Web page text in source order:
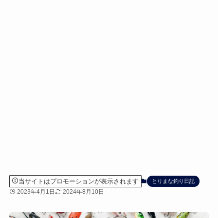
当サイトはプロモーションが表示されます とりまな釣り日記
2023年4月1日 2024年8月10日